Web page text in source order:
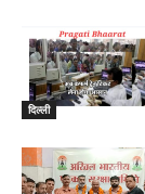
दिल्ली